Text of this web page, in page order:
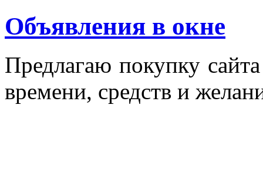
Объявления в окне
Пред­ла­гаю по­куп­ку
вре­мени, средств и